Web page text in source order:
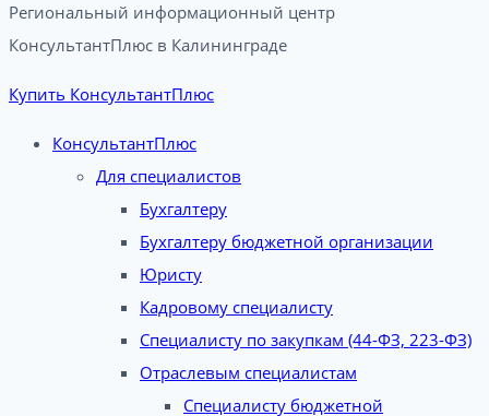
Региональный информационный центр
КонсультантПлюс в Калининграде​
Купить КонсультантПлюс
КонсультантПлюс
Для специалистов
Бухгалтеру
Бухгалтеру бюджетной организации
Юристу
Кадровому специалисту
Специалисту по закупкам (44-ФЗ, 223-ФЗ)
Отраслевым специалистам
Специалисту бюджетной